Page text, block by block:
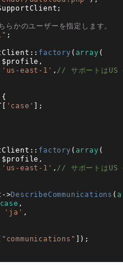
;
のユーザーを指定します。
;
:: factory ( array (
$profile ,
'us-east-1' , // サポートはUS
{
[ 'case' ] ;
:: factory ( array (
$profile ,
'us-east-1' , // サポートはUS
->DescribeCommunications (
case ,
'ja' ,
"communications" ] ) ;